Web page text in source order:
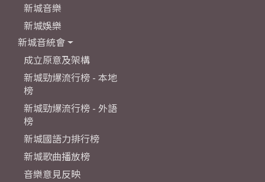
新城音樂
新城娛樂
新城音統會
成立原意及架構
新城勁爆流行榜 - 本地
榜
新城勁爆流行榜 - 外語
榜
新城國語力排行榜
新城歌曲播放榜
音樂意見反映